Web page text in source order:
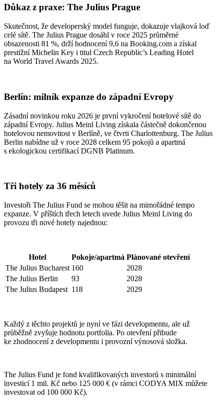
Důkaz z praxe: The Julius Prague
Skutečnost, že developerský model funguje, dokazuje vlajková loď
celé sítě. The Julius Prague dosáhl v roce 2025 průměrné
obsazenosti 81 %, drží hodnocení 9,6 na Booking.com a získal
prestižní Michelin Key i titul Czech Republic’s Leading Hotel
na World Travel Awards 2025.
Berlín: milník expanze do západní Evropy
Zásadní novinkou roku 2026 je první vykročení hotelové sítě do
západní Evropy. Julius Meinl Living získala částečně dokončenou
hotelovou nemovitost v Berlíně, ve čtvrti Charlottenburg. The Julius
Berlin nabídne už v roce 2028 celkem 95 pokojů a apartmá
s ekologickou certifikací DGNB Platinum.
Tři hotely za 36 měsíců
Investoři The Julius Fund se mohou těšit na mimořádné tempo
expanze. V příštích třech letech uvede Julius Meinl Living do
provozu tři nové hotely najednou:
Hotel Pokoje/apartmá Plánované otevření
The Julius Bucharest 160
2028
The Julius Berlin
93
2028
The Julius Budapest 118 2029
Každý z těchto projektů je nyní ve fázi developmentu, ale už
průběžně zvyšuje hodnotu portfolia. Po otevření přibude
ke zhodnocení z developmentu i provozní výnosová složka.
The Julius Fund je fond kvalifikovaných investorů s minimální
investicí 1 mil. Kč nebo 125 000 € (v rámci CODYA MIX můžete
investovat od 100 000 Kč).